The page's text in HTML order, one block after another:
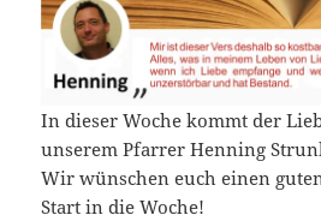
In dieser Woche kommt der
unserem Pfarrer Henning
Wir wünschen euch einen
Start in die Woche!